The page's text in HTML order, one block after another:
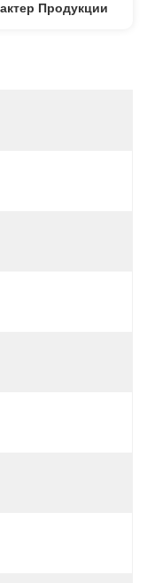
Продукции